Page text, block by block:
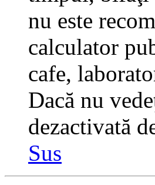
nu este
calculator
cafe,
Dacă nu
dezactivată
Sus